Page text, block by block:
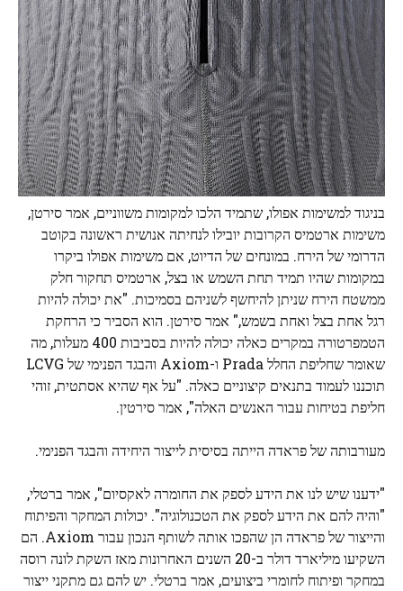
בניגוד למשימות אפולו, שתמיד הלכו למקומות משווניים, אמר סירטן,
משימות ארטמיס הקרובות יובילו לנחיתה אנושית ראשונה בקוטב
הדרומי של הירח. במונחים של הדיוט, אם משימות אפולו ביקרו
במקומות שהיו תמיד תחת השמש או בצל, ארטמיס תחקור חלק
ממשטח הירח שניתן להיחשף לשניהם בסמיכות. "את יכולה להיות
רגל אחת בצל ואחת בשמש," אמר סירטן. הוא הסביר כי הרחקת
הטמפרטורה במקרים כאלה יכולה להיות בסביבות 400 מעלות, מה
שאומר שחליפת החלל Prada ו-Axiom והבגד הפנימי של LCVG
תוכננו לעמוד בתנאים קיצוניים כאלה. "על אף שהיא אסתטית, זוהי
חליפת בטיחות עבור האנשים האלה", אמר סירטין.
מעורבותה של פראדה הייתה בסיסית לייצור היחידה והבגד הפנימי.
"ידענו שיש לנו את הידע לספק את החומרה לאקסיום", אמר ברטלי,
"והיה להם את הידע לספק את הטכנולוגיה". יכולות המחקר והפיתוח
והייצור של פראדה הן שהפכו אותה לשותף הנכון עבור Axiom. הם
השקיעו מיליארד דולר ב-20 השנים האחרונות מאז השקת לונה רוסה
במחקר ופיתוח לחומרי ביצועים, אמר ברטלי. יש להם גם מתקני ייצור